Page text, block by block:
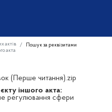
актів
Пошук за реквізитами
акта
(Перше читання).zip
іншого акта:
регулювання сфери